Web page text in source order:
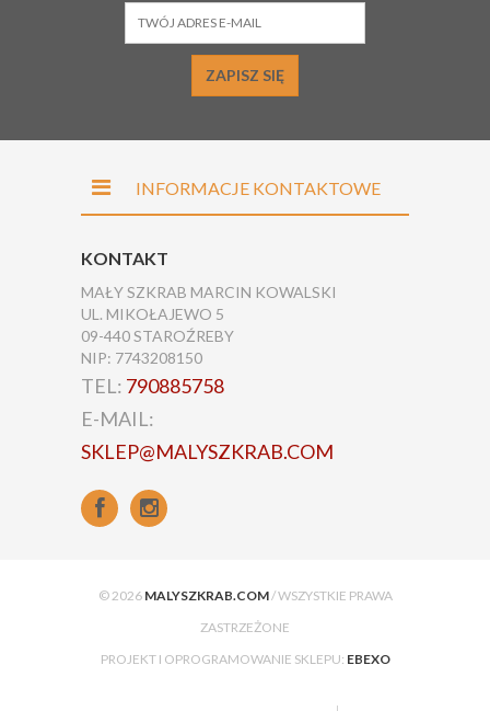
ZAPISZ SIĘ
INFORMACJE KONTAKTOWE
KONTAKT
MAŁY SZKRAB MARCIN KOWALSKI
UL. MIKOŁAJEWO 5
09-440 STAROŹREBY
NIP: 7743208150
TEL: 790885758
E-MAIL:
SKLEP@MALYSZKRAB.COM
© 2026 MALYSZKRAB.COM/ WSZYSTKIE PRAWA
ZASTRZEŻONE
PROJEKT I OPROGRAMOWANIE SKLEPU: EBEXO